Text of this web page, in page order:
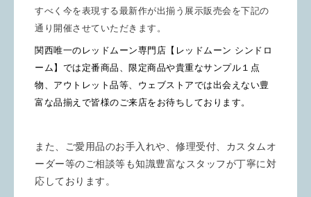
すべく今を表現する最新作が出揃う展示販売会を下記の
通り開催させていただきます。
関西唯一のレッドムーン専門店【レッドムーン シンドロ
ーム】では定番商品、限定商品や貴重なサンプル１点
物、アウトレット品等、ウェブストアでは出会えない豊
富な品揃えで皆様のご来店をお待ちしております。
また、ご愛用品のお手入れや、修理受付、カスタムオ
ーダー等のご相談等も知識豊富なスタッフが丁寧に対
応しております。